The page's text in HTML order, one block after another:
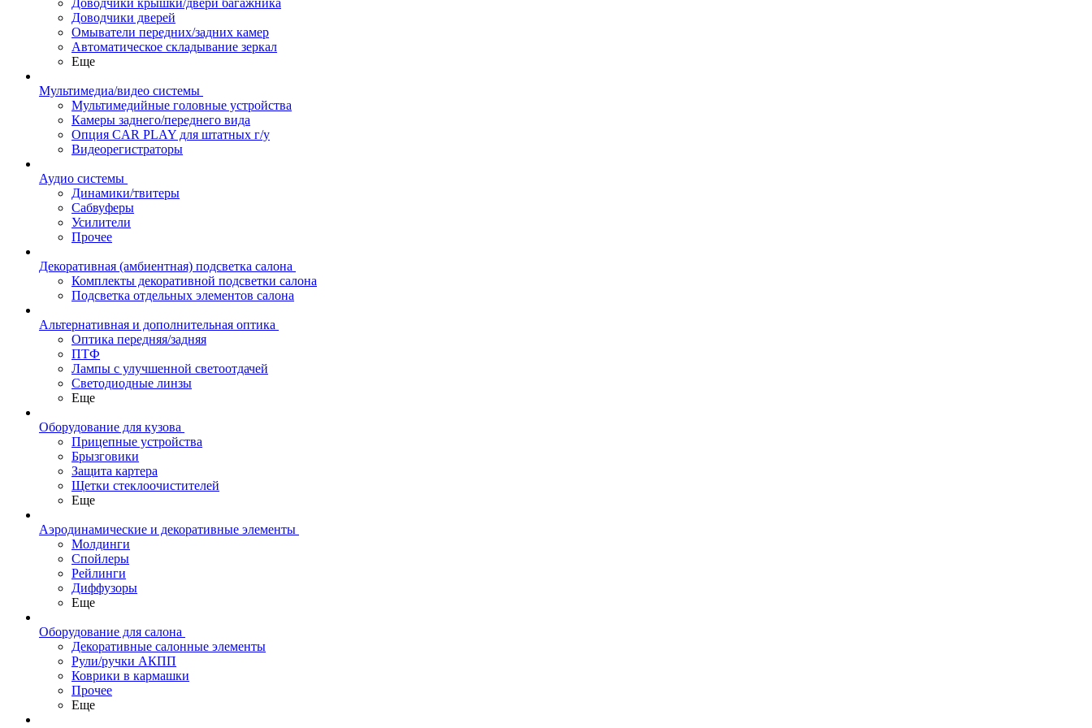
Доводчики крышки/двери багажника
Доводчики дверей
Омыватели передних/задних камер
Автоматическое складывание зеркал
Еще
Мультимедиа/видео системы
Мультимедийные головные устройства
Камеры заднего/переднего вида
Опция CAR PLAY для штатных г/у
Видеорегистраторы
Аудио системы
Динамики/твитеры
Сабвуферы
Усилители
Прочее
Декоративная (амбиентная) подсветка салона
Комплекты декоративной подсветки салона
Подсветка отдельных элементов салона
Альтернативная и дополнительная оптика
Оптика передняя/задняя
ПТФ
Лампы с улучшенной светоотдачей
Светодиодные линзы
Еще
Оборудование для кузова
Прицепные устройства
Брызговики
Защита картера
Щетки стеклоочистителей
Еще
Аэродинамические и декоративные элементы
Молдинги
Спойлеры
Рейлинги
Диффузоры
Еще
Оборудование для салона
Декоративные салонные элементы
Рули/ручки АКПП
Коврики в кармашки
Прочее
Еще